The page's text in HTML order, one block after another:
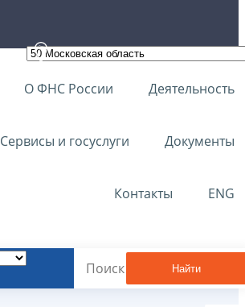
О ФНС России Деятельность
Сервисы и госуслуги Документы
Контакты ENG
Найти